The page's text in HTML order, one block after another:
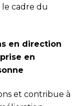
le cadre du
en direction
en
et contribue à